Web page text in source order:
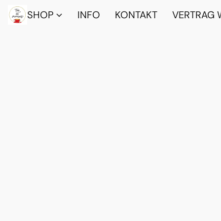
SHOP INFO KONTAKT VERTRAG